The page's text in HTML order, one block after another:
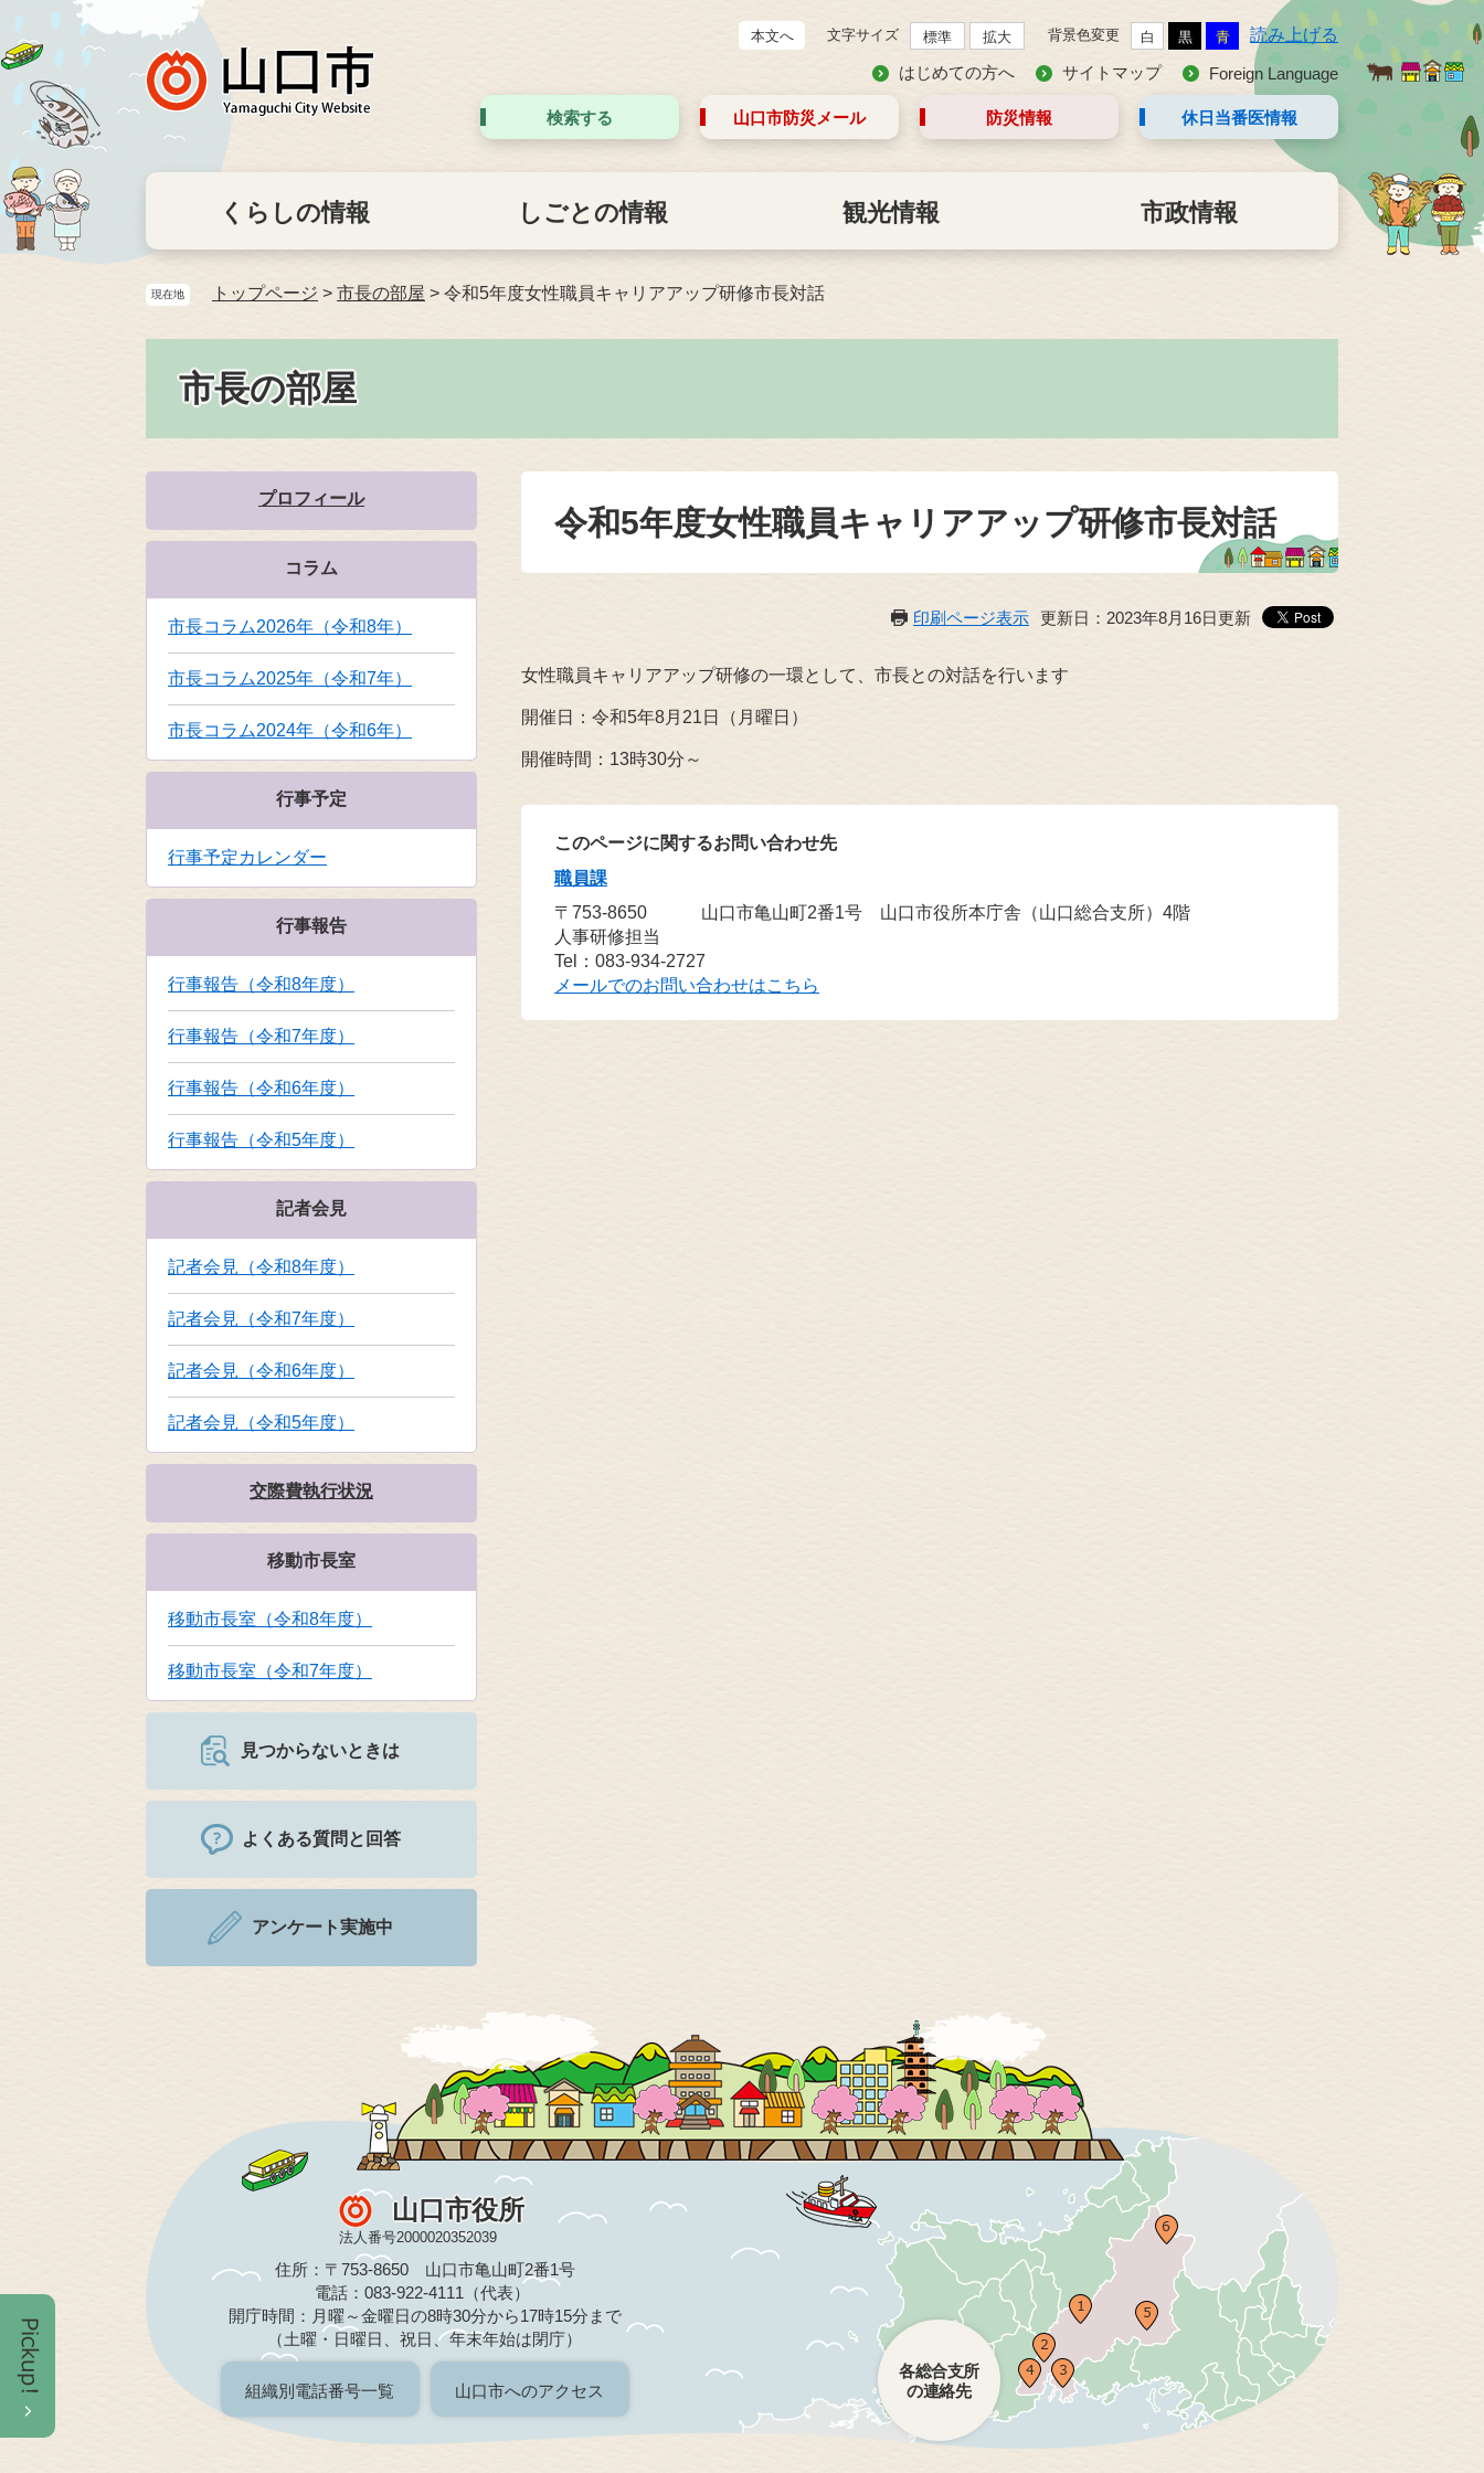
本文へ 文字サイズ 標準 拡大 背景色変更 白 黒 青 読み上げる
はじめての方へ サイトマップ Foreign Language
検索する 山口市防災 メール 防災情報 休日当番医情報
くらしの情報 しごとの情報 観光情報 市政情報
現在地 トップページ > 市長の部屋 > 令和5年度女性職員キャリアアップ研修市長対話
市長の部屋
令和5年度女性職員キャリアアップ研修市長対話
印刷ページ表示 更新日：2023年8月16日更新
女性職員キャリアアップ研修の一環として、市長との対話を行います
開催日：令和5年8月21日（月曜日）
開催時間：13時30分～
このページに関するお問い合わせ先
職員課
〒753-8650
山口市亀山町2番1号 山口市役所本庁舎（山口総合支所）4階
人事研修担当
Tel：083-934-2727
メールでのお問い合わせはこちら
プロフィール
コラム
市長コラム2026年（令和8年）
市長コラム2025年（令和7年）
市長コラム2024年（令和6年）
行事予定
行事予定カレンダー
行事報告
行事報告（令和8年度）
行事報告（令和7年度）
行事報告（令和6年度）
行事報告（令和5年度）
記者会見
記者会見（令和8年度）
記者会見（令和7年度）
記者会見（令和6年度）
記者会見（令和5年度）
交際費執行状況
移動市長室
移動市長室（令和8年度）
移動市長室（令和7年度）
見つからないときは
よくある質問と回答
アンケート実施中
山口市役所
法人番号2000020352039
住所：〒753-8650 山口市亀山町2番1号
電話：083-922-4111（代表）
開庁時間：月曜～金曜日の8時30分から17時15分まで
（土曜・日曜日、祝日、年末年始は閉庁）
組織別電話番号一覧 山口市へのアクセス
各総合支所
の連絡先